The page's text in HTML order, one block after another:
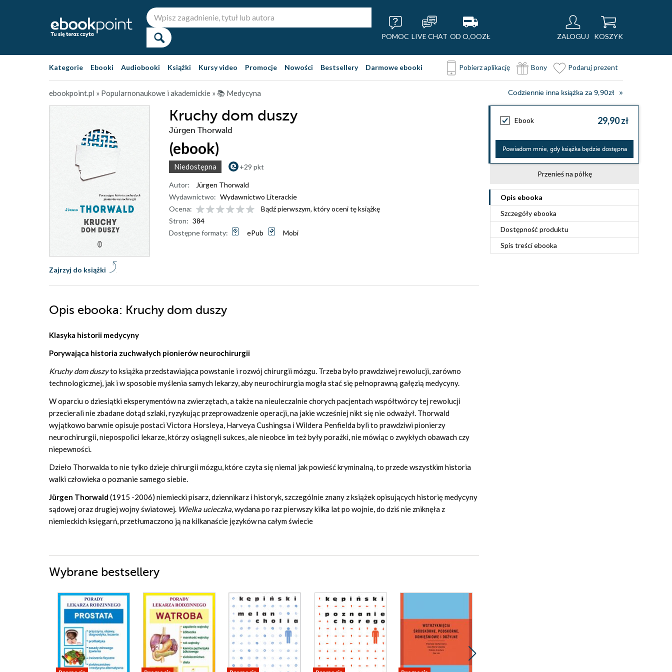
POMOC LIVE CHAT OD O,OOZŁ ZALOGUJ KOSZYK
Kategorie Ebooki Audiobooki Książki Kursy video Promocje Nowości Bestsellery Darmowe ebooki Pobierz aplikację Bony Podaruj prezent
ebookpoint.pl » Popularnonaukowe i akademickie » 📚 Medycyna Codziennie inna książka za 9,90zł
Kruchy dom duszy
Jürgen Thorwald
(ebook)
Niedostępna +29 pkt
Zajrzyj do książki
Autor:
Jürgen Thorwald
Wydawnictwo: Wydawnictwo Literackie
Ocena:
Bądź pierwszym, który oceni tę książkę
Stron: 384
Dostępne formaty:
ePub Mobi
Ebook 29,90 zł
Powiadom mnie, gdy książka będzie dostępna
Przenieś na półkę
Opis ebooka
Szczegółyebooka
Dostępność produktu
Spis treściebooka
Opis ebooka: Kruchy dom duszy
Klasyka historii medycyny
Porywająca historia zuchwałych pionierów neurochirurgii
Kruchy dom duszyto książka przedstawiająca powstanie i rozwój chirurgii mózgu. Trzeba było prawdziwej rewolucji, zarówno
technologicznej, jak i w sposobie myślenia samych lekarzy, aby neurochirurgia mogła stać się pełnoprawną gałęzią medycyny.
W oparciu o dziesiątki eksperymentów na zwierzętach, a także na nieuleczalnie chorych pacjentach współtwórcy tej rewolucji
przecierali nie zbadane dotąd szlaki, ryzykując przeprowadzenie operacji, na jakie wcześniej nikt się nie odważył. Thorwald
wyjątkowo barwnie opisuje postaci Victora Horsleya, Harveya Cushingsa i Wildera Penfielda byli to prawdziwi pionierzy
neurochirurgii, niepospolici lekarze, którzy osiągnęli sukces, ale nieobce im też były porażki, nie mówiąc o zwykłych obawach czy
niepewności.
Dzieło Thorwalda to nie tylko dzieje chirurgii mózgu, które czyta się niemal jak powieść kryminalną, to przede wszystkim historia
walki człowieka o poznanie samego siebie.
Jürgen Thorwald (1915 -2006) niemiecki pisarz, dziennikarz i historyk, szczególnie znany z książek opisujących historię medycyny
sądowej oraz drugiej wojny światowej. Wielka ucieczka, wydana po raz pierwszy kilka lat po wojnie, do dziś nie zniknęła z
niemieckich księgarń, przetłumaczono ją na kilkanaście języków na całym świecie
Wybrane bestsellery